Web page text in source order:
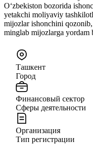
O‘zbekiston bozorida
yetakchi moliyaviy
mijozlar ishonchini
minglab mijozlarga yordam
Ташкент
Город
Финансовый сектор
Сферы деятельности
Организация
Тип регистрации